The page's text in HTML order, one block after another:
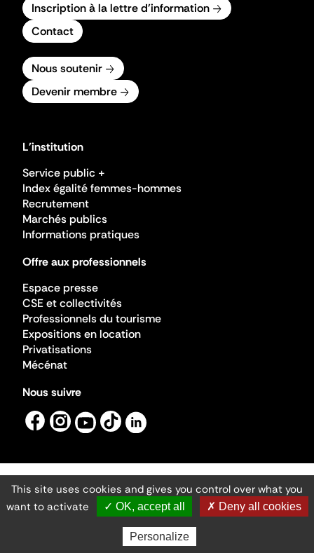
Inscription à la lettre d'information
Contact
Nous soutenir
Devenir membre
L'institution
Service public +
Index égalité femmes-hommes
Recrutement
Marchés publics
Informations pratiques
Offre aux professionnels
Espace presse
CSE et collectivités
Professionnels du tourisme
Expositions en location
Privatisations
Mécénat
Nous suivre
Mentions légales
Gestion des cookies
Accessibilité numérique
Ministère de la Culture ©2026
- Cité de l'architecture et du patrimoine
This site uses cookies and gives you control over what you
want to activate
✓ OK, accept all ✗ Deny all cookies
Personalize